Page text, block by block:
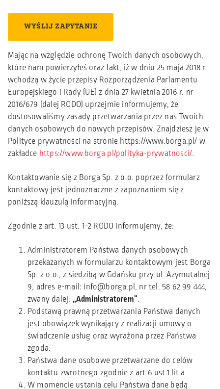
Mając na względzie ochronę Twoich danych osobowych,
które nam powierzyłeś oraz fakt, iż w dniu 25 maja 2018 r.
wchodzą w życie przepisy Rozporządzenia Parlamentu
Europejskiego i Rady (UE) z dnia 27 kwietnia 2016 r. nr
2016/679 (dalej RODO) uprzejmie informujemy, że
dostosowaliśmy zasady przetwarzania przez nas Twoich
danych osobowych do nowych przepisów. Znajdziesz je w
Polityce prywatności na stronie https://www.borga.pl/ w
zakładce https://www.borga.pl/polityka-prywatnosci/.
Kontaktowanie się z Borga Sp. z o.o. poprzez formularz
kontaktowy jest jednoznaczne z zapoznaniem się z
poniższą klauzulą informacyjną.
Zgodnie z art. 13 ust. 1−2 RODO informujemy, że:
Administratorem Państwa danych osobowych
przekazanych w formularzu kontaktowym jest Borga
Sp. z o.o., z siedzibą w Gdańsku przy ul. Azymutalnej
9, adres e-mail: info@borga.pl, nr tel. 58 62 99 444,
zwany dalej: „Administratorem”.
Podstawą prawną przetwarzania Państwa danych
jest obowiązek wynikający z realizacji umowy o
świadczenie usług oraz wyrażona przez Państwa
zgoda.
Państwa dane osobowe przetwarzane do celów
kontaktu zwrotnego zgodnie z art.6 ust.1 lit.a.
W momencie ustania celu Państwa dane będą